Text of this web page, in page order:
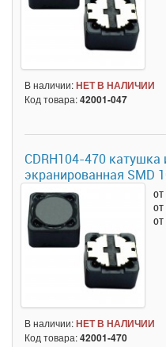
В наличии:НЕТ В НАЛИЧИИ
Код товара:42001-047
CDRH104-470 катушка
экранированная SMD
от
от
от
В наличии:НЕТ В НАЛИЧИИ
Код товара:42001-470